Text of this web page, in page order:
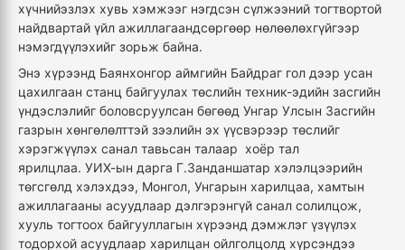
хүчнийэзлэх хувь хэмжээг нэгдсэн сүлжээний тогтвортой
найдвартай үйл ажиллагаандсөргөөр нөлөөлөхгүйгээр
нэмэгдүүлэхийг зорьж байна.
Энэ хүрээнд Баянхонгор аймгийн Байдраг гол дээр усан
цахилгаан станц байгуулах төслийн техник-эдийн засгийн
үндэслэлийг боловсруулсан бөгөөд Унгар Улсын Засгийн
газрын хөнгөлөлттэй зээлийн эх үүсвэрээр төслийг
хэрэгжүүлэх санал тавьсан талаар хоёр тал
ярилцлаа. УИХ-ын дарга Г.Занданшатар хэлэлцээрийн
төгсгөлд хэлэхдээ, Монгол, Унгарын харилцаа, хамтын
ажиллагааны асуудлаар дэлгэрэнгүй санал солилцож,
хууль тогтоох байгууллагын хүрээнд дэмжлэг үзүүлэх
тодорхой асуудлаар харилцан ойлголцолд хүрсэндээ